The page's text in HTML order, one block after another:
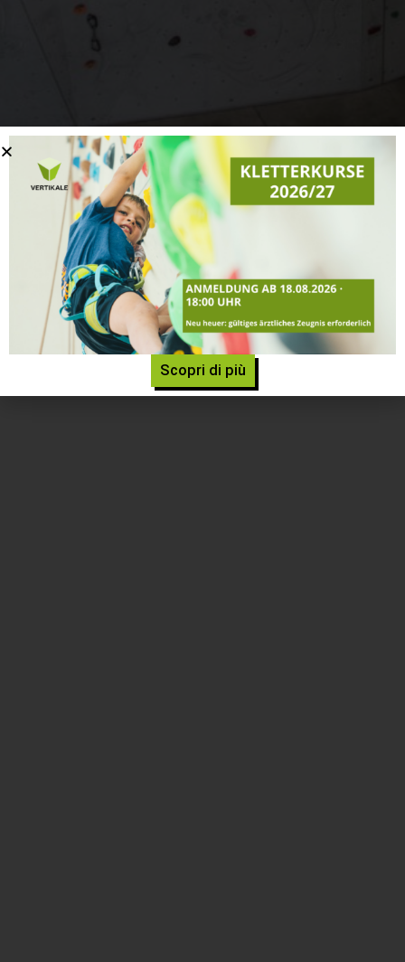
PERCORSI E MASSI ATTUALI
Home»Percorsi e massi attuali
Scopri di più